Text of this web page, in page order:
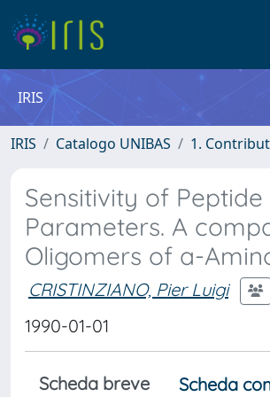
IRIS
IRIS Catalogo UNIBAS 1.
Sensitivity of
Parameters. A
Oligomers of a-
CRISTINZIANO, Pier Luigi
1990-01-01
Scheda breve Scheda